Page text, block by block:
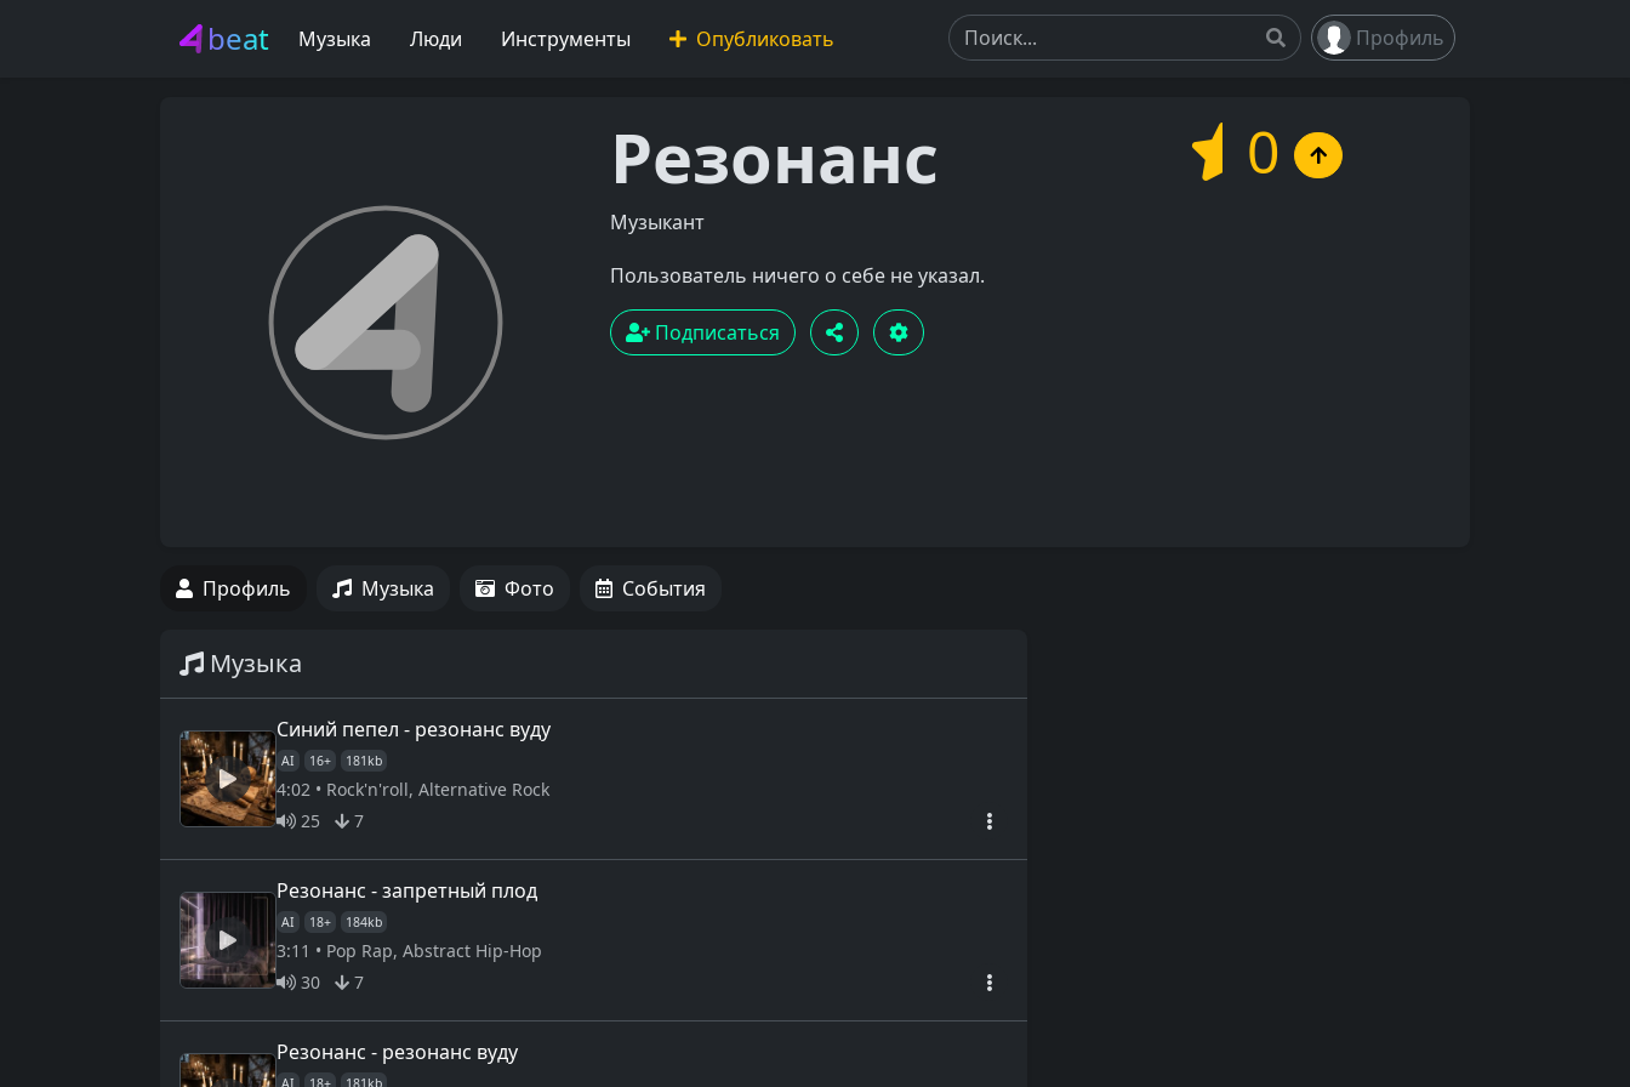
beat Музыка Люди Инструменты Опубликовать Профиль
Резонанс
Музыкант
0
Пользователь ничего о себе не указал.
Подписаться
Профиль Музыка Фото События
Музыка
Синий пепел - резонанс вуду
AI 16+ 181kb
4:02 • Rock'n'roll, Alternative Rock
25
7
Резонанс - запретный плод
AI 18+ 184kb
3:11 • Pop Rap, Abstract Hip-Hop
30
7
Резонанс - резонанс вуду
AI 18+ 181kb